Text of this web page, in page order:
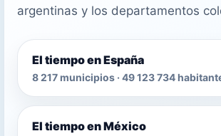
argentinas y los departamentos
El tiempo en España
8 217 municipios · 49 123 734
El tiempo en México